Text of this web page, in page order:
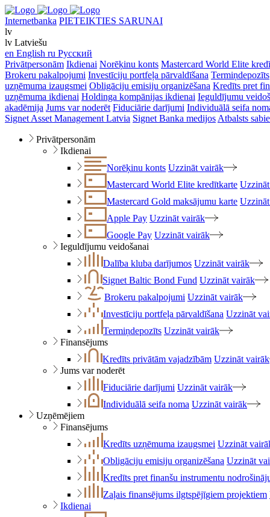
Internetbanka PIETEIKTIES SARUNAI
lv
lv Latviešu
en English ru Русский
Privātpersonām Ikdienai Norēķinu konts Mastercard World Elite
Brokeru pakalpojumi Investīciju portfeļa pārvaldīšana Termiņdepozīts
uzņēmuma izaugsmei Obligāciju emisiju organizēšana Kredīts pret
uzņēmuma ikdienai Holdinga kompānijas ikdienai Ieguldījumu
akadēmija Jums var noderēt Fiduciārie darījumi Individuālā seifa
Signet Asset Management Latvia Signet Banka medijos Atbalsts
Privātpersonām
Ikdienai
Norēķinu konts Uzzināt vairāk
Mastercard World Elite kredītkarte
Mastercard Gold maksājumu karte
Apple Pay Uzzināt vairāk
Google Pay Uzzināt vairāk
Ieguldījumu veidošanai
Dalība kluba darījumos Uzzināt vairāk
Signet Baltic Bond Fund Uzzināt vairāk
Brokeru pakalpojumi Uzzināt vairāk
Investīciju portfeļa pārvaldīšana Uzzināt
Termiņdepozīts Uzzināt vairāk
Finansējums
Kredīts privātām vajadzībām Uzzināt vairāk
Jums var noderēt
Fiduciārie darījumi Uzzināt vairāk
Individuālā seifa noma Uzzināt vairāk
Uzņēmējiem
Finansējums
Kredīts uzņēmuma izaugsmei Uzzināt
Obligāciju emisiju organizēšana Uzzināt
Kredīts pret finanšu instrumentu
Zaļais finansējums ilgtspējīgiem projektiem
Ikdienai